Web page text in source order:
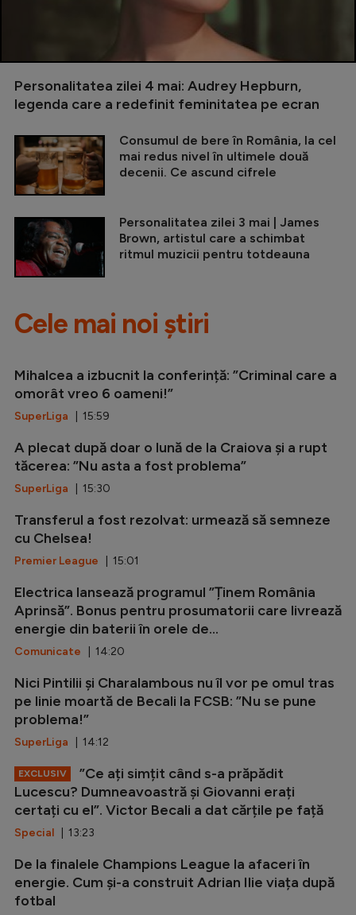
Personalitatea zilei 4 mai: Audrey Hepburn,
legenda care a redefinit feminitatea pe ecran
Consumul de bere în România, la cel
mai redus nivel în ultimele două
decenii. Ce ascund cifrele
Personalitatea zilei 3 mai | James
Brown, artistul care a schimbat
ritmul muzicii pentru totdeauna
Cele mai noi știri
Mihalcea a izbucnit la conferință: ”Criminal care a
omorât vreo 6 oameni!”
SuperLiga | 15:59
A plecat după doar o lună de la Craiova și a rupt
tăcerea: ”Nu asta a fost problema”
SuperLiga | 15:30
Transferul a fost rezolvat: urmează să semneze
cu Chelsea!
Premier League | 15:01
Electrica lansează programul ”Ținem România
Aprinsă”. Bonus pentru prosumatorii care livrează
energie din baterii în orele de...
Comunicate | 14:20
Nici Pintilii și Charalambous nu îl vor pe omul tras
pe linie moartă de Becali la FCSB: ”Nu se pune
problema!”
SuperLiga | 14:12
EXCLUSIV
”Ce ați simțit când s-a prăpădit
Lucescu? Dumneavoastră și Giovanni erați
certați cu el”. Victor Becali a dat cărțile pe față
Special | 13:23
De la finalele Champions League la afaceri în
energie. Cum și-a construit Adrian Ilie viața după
fotbal